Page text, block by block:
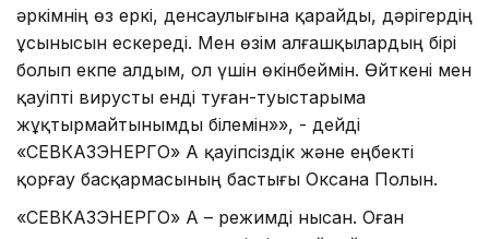
әркімнің өз еркі, денсаулығына қарайды, дәрігердің
ұсынысын ескереді. Мен өзім алғашқылардың бірі
болып екпе алдым, ол үшін өкінбеймін. Өйткені мен
қауіпті вирусты енді туған-туыстарыма
жұқтырмайтынымды білемін»», - дейді
«СЕВКАЗЭНЕРГО» АҚ қауіпсіздік және еңбекті
қорғау басқармасының бастығы Оксана Полын.
«СЕВКАЗЭНЕРГО» АҚ – режимді нысан. Оған